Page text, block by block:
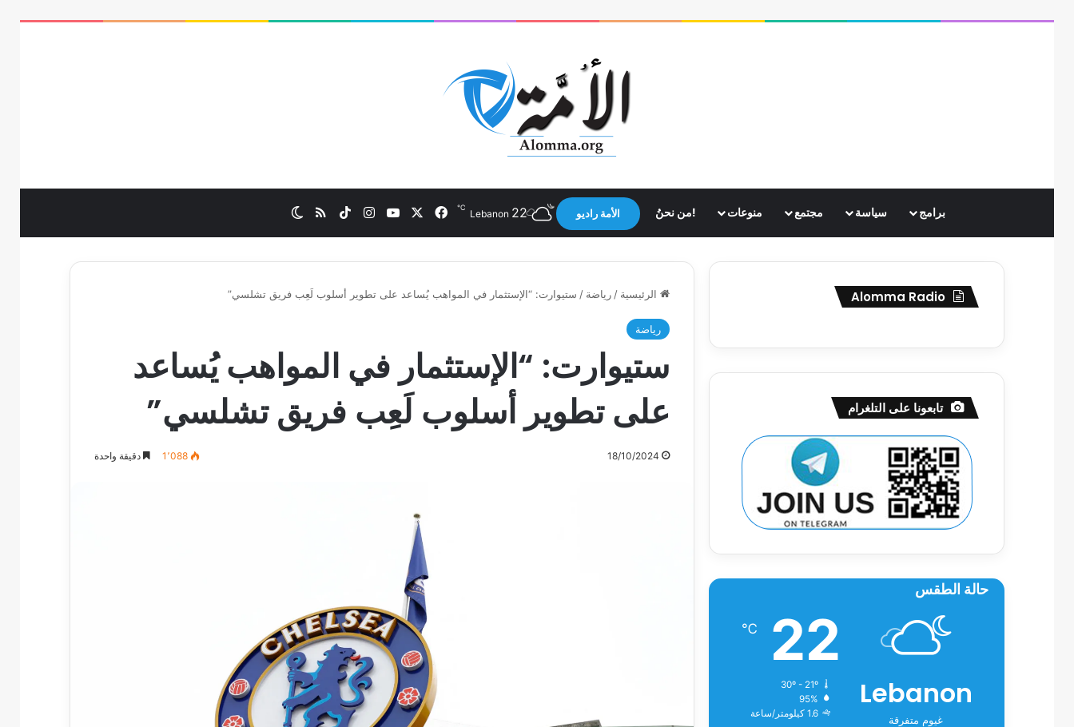
برامج سياسة مجتمع منوعات !من نحنُ الأمة راديو Lebanon 22
℃ فيسبوك يوتيوبانستقرام‫TikTokملخص الموقع RSS
الوضع المظلم
الرئيسية / رياضة / ستيوارت: “الإستثمار في المواهب يُساعد على تطوير أسلوب لَعِب فريق تشلسي”
رياضة
ستيوارت: “الإستثمار في المواهب يُساعد
على تطوير أسلوب لَعِب فريق تشلسي”
18/10/2024 1٬088 دقيقة واحدة
Alomma Radio
تابعونا على التلغرام
حالة الطقس
Lebanon
غيوم متفرقة
22
℃
30º - 21º
95%
1.6 كيلومتر/ساعة